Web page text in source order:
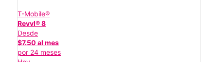
T-Mobile®
Revvl® 8
Desde
$7.50 al mes
por 24 meses